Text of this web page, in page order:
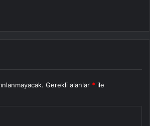
Gerekli alanlar * ile